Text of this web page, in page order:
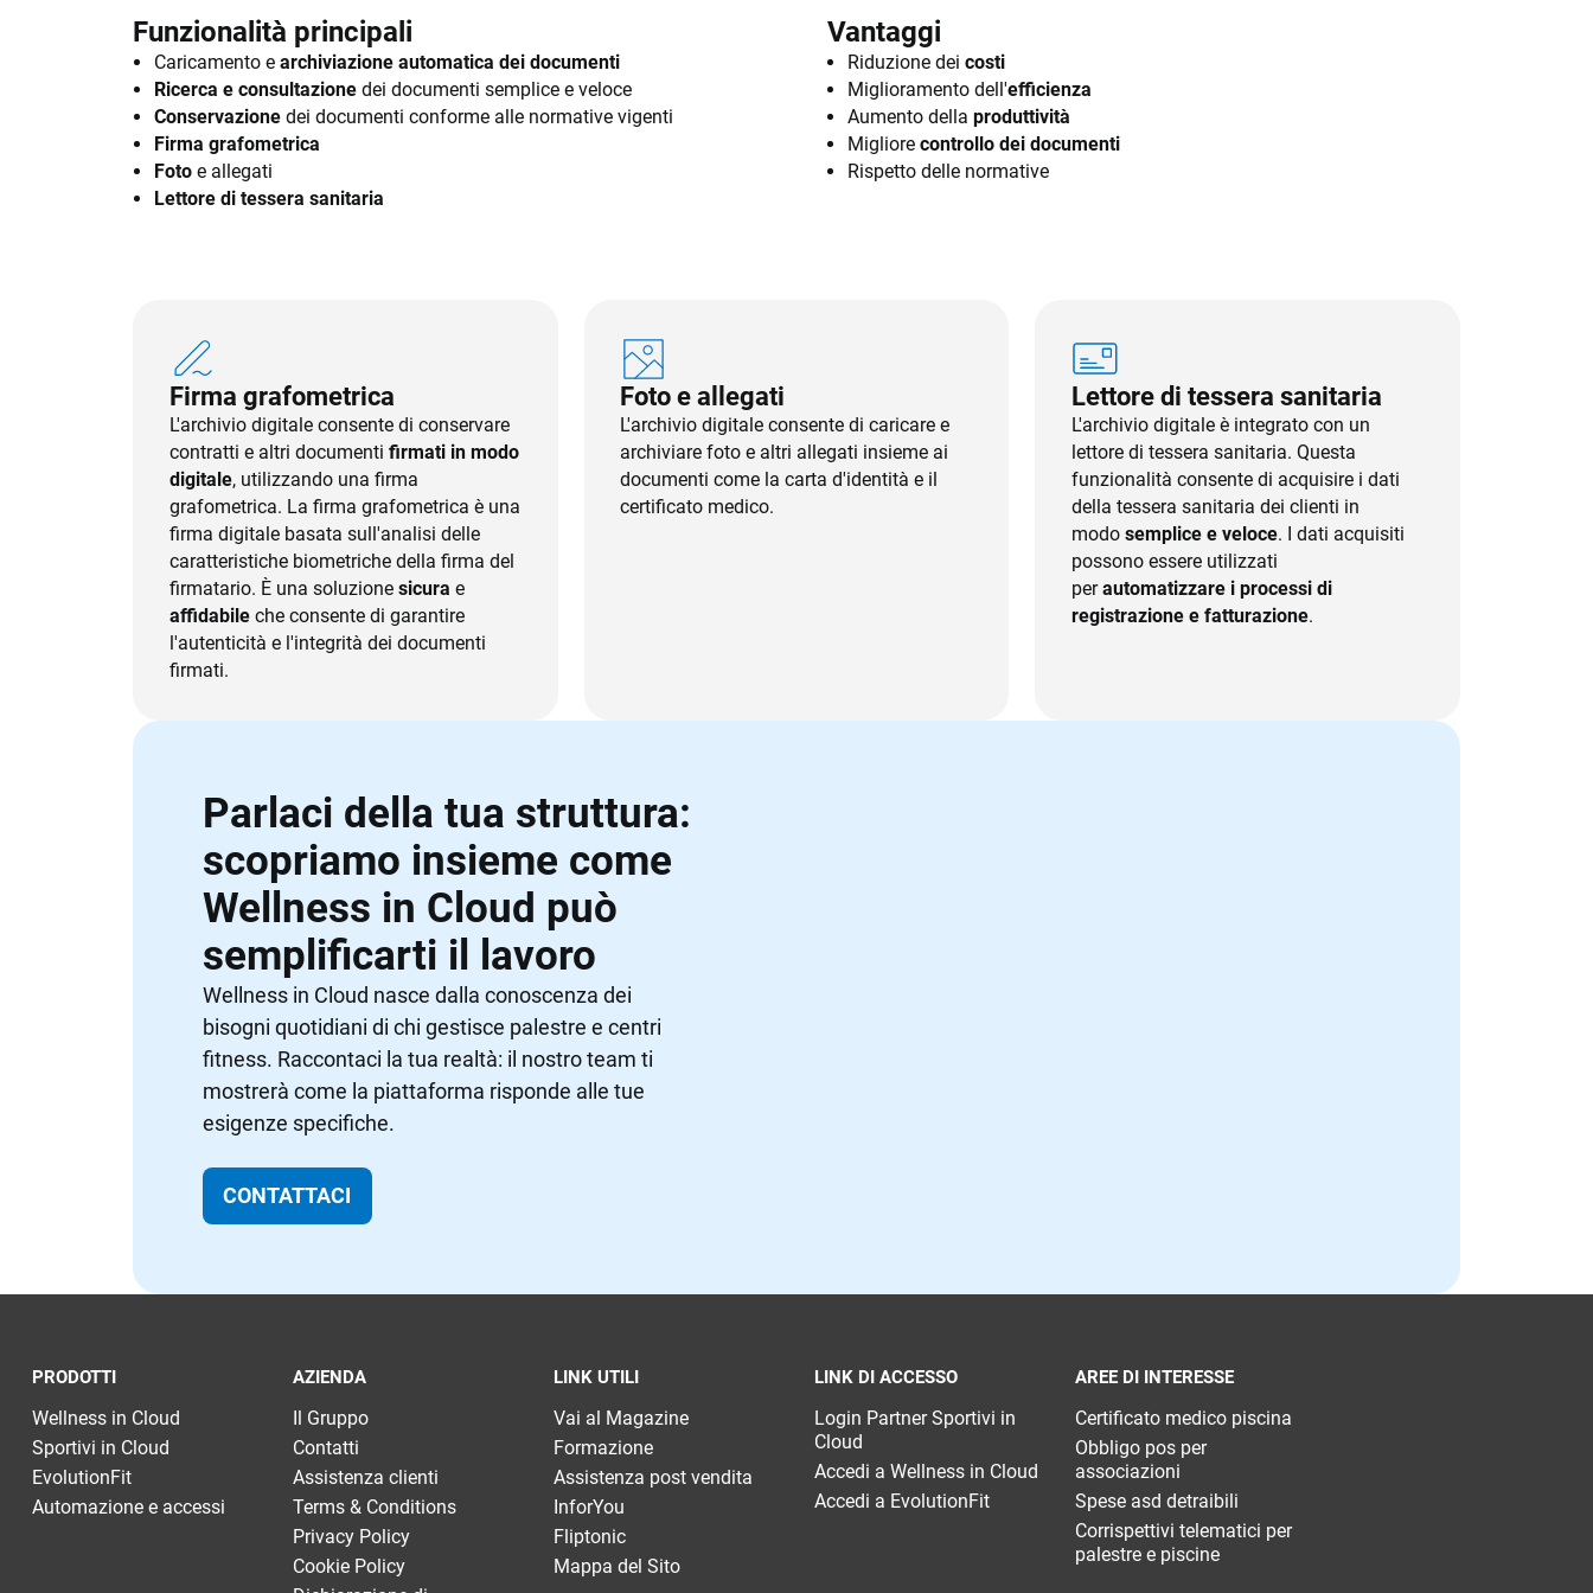
Funzionalità principali
Caricamento e archiviazione automatica dei documenti
Ricerca e consultazionedei documenti semplice e veloce
Conservazione dei documenti conforme alle normative vigenti
Firma grafometrica
Foto e allegati
Lettore di tessera sanitaria
Vantaggi
Riduzione deicosti
Miglioramento dell'efficienza
Aumento dellaproduttività
Migliorecontrollo dei documenti
Rispetto delle normative
Firma grafometrica
L'archivio digitale consente di conservare
contratti e altri documenti firmati in modo
digitale, utilizzando una firma
grafometrica. La firma grafometrica è una
firma digitale basata sull'analisi delle
caratteristiche biometriche della firma del
firmatario. È una soluzione sicura e
affidabile che consente di garantire
l'autenticità e l'integrità dei documenti
firmati.
Foto e allegati
L'archivio digitale consente di caricare e
archiviare foto e altri allegati insieme ai
documenti come la carta d'identità e il
certificato medico.
Lettore di tessera sanitaria
L'archivio digitale è integrato con un
lettore di tessera sanitaria. Questa
funzionalità consente di acquisire i dati
della tessera sanitaria dei clienti in
modo semplice e veloce. I dati acquisiti
possono essere utilizzati
perautomatizzare i processi di
registrazione e fatturazione.
Parlaci della tua struttura:
scopriamo insieme come
Wellness in Cloud può
semplificarti il lavoro
Wellness in Cloud nasce dalla conoscenza dei
bisogni quotidiani di chi gestisce palestre e centri
fitness. Raccontaci la tua realtà: il nostro team ti
mostrerà come la piattaforma risponde alle tue
esigenze specifiche.
CONTATTACI
PRODOTTI
Wellness in Cloud
Sportivi in Cloud
EvolutionFit
Automazione e accessi
AZIENDA
Il Gruppo
Contatti
Assistenza clienti
Terms & Conditions
Privacy Policy
Cookie Policy
LINK UTILI
Vai al Magazine
Formazione
Assistenza post vendita
InforYou
Fliptonic
Mappa del Sito
LINK DI ACCESSO
Login Partner Sportivi in
Cloud
Accedi a Wellness in Cloud
Accedi a EvolutionFit
AREE DI INTERESSE
Certificato medico piscina
Obbligo pos per
associazioni
Spese asd detraibili
Corrispettivi telematici per
palestre e piscine